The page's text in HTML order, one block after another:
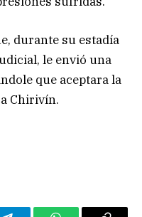
durante su estadía
le envió una
que aceptara la
Chirivín.